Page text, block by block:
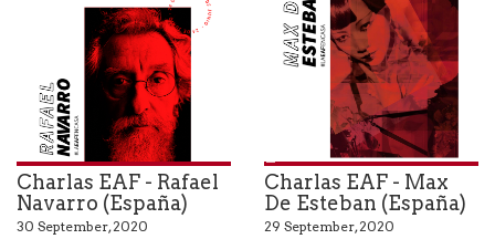
Charlas EAF - Rafael
Navarro (España)
30 September, 2020
Charlas EAF - Max
De Esteban (España)
29 September, 2020